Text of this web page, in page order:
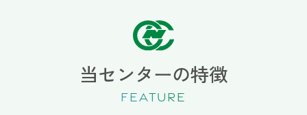
当センターの特徴
FEATURE